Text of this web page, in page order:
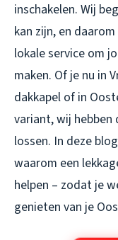
inschakelen. Wij
kan zijn, en
lokale service om
maken. Of je nu in
dakkapel of in
variant, wij
lossen. In deze
waarom een
helpen – zodat je
genieten van je